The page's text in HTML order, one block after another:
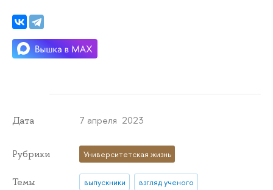
Дата 7 апреля 2023
Рубрики Университетская жизнь
Темы выпускники
взгляд ученого